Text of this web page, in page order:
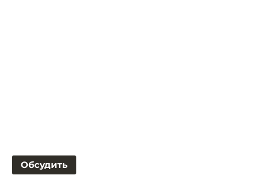
Обсудить